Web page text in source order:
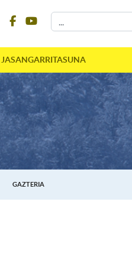
JASANGARRITASUNA
GAZTERIA